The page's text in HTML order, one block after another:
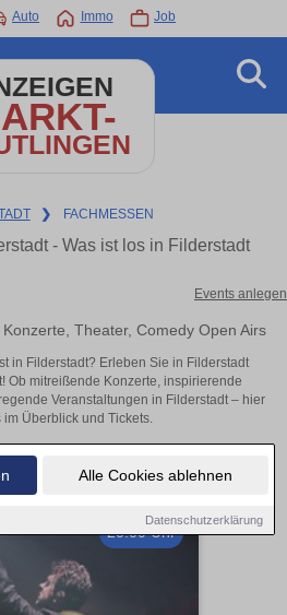
Alle Cookies ablehnen
Datenschutzerklärung
Auto Immo Job
❯ FACHMESSEN
- Was ist los in Filderstadt
Events anlegen
Theater, Comedy Open Airs
in Filderstadt? Erleben Sie in Filderstadt
Ob mitreißende Konzerte, inspirierende
Veranstaltungen in Filderstadt – hier
Überblick und Tickets.
20:00 Uhr